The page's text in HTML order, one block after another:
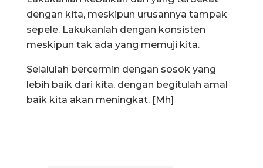
dengan kita, meskipun urusannya tampak
sepele. Lakukanlah dengan konsisten
meskipun tak ada yang memuji kita.
Selalulah bercermin dengan sosok yang
lebih baik dari kita, dengan begitulah amal
baik kita akan meningkat. [Mh]